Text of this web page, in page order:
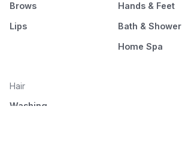
Brows
Lips
Hands & Feet
Bath & Shower
Home Spa
Hair
Washing